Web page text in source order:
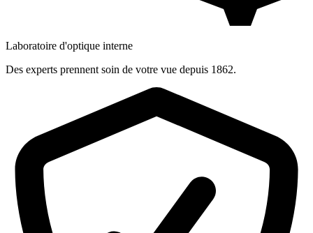
Laboratoire d'optique interne
Des experts prennent soin de votre vue depuis 1862.